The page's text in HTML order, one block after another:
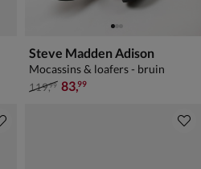
Steve Madden Adison
Mocassins & loafers - bruin
van € 119,99 voor € 83,99
119,99 83,99